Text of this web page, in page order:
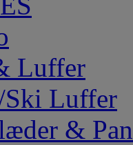
Luffer
Ski Luffer
&